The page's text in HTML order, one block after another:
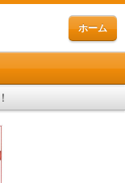
ホーム